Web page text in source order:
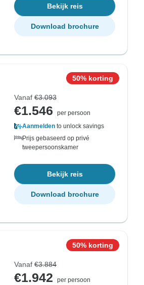
Bekijk reis
Download brochure
50% korting
Vanaf €3.093
€1.546
per persoon
Aanmelden to unlock savings
Prijs gebaseerd op privé
tweepersoonskamer
Bekijk reis
Download brochure
50% korting
Vanaf €3.884
€1.942
per persoon